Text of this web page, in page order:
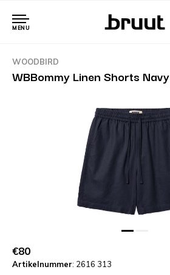
MENU
WOODBIRD
WBBommy Linen Shorts Navy
€80
Artikelnummer: 2616 313